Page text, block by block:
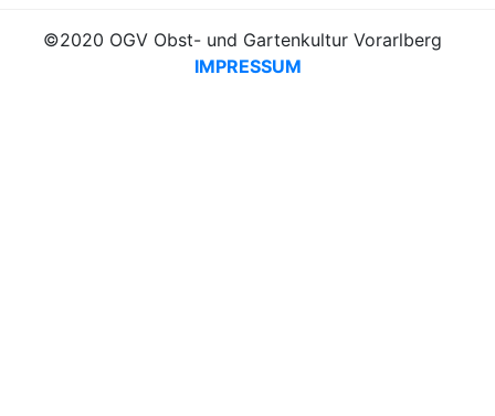
©2020 OGV Obst- und Gartenkultur Vorarlberg
IMPRESSUM